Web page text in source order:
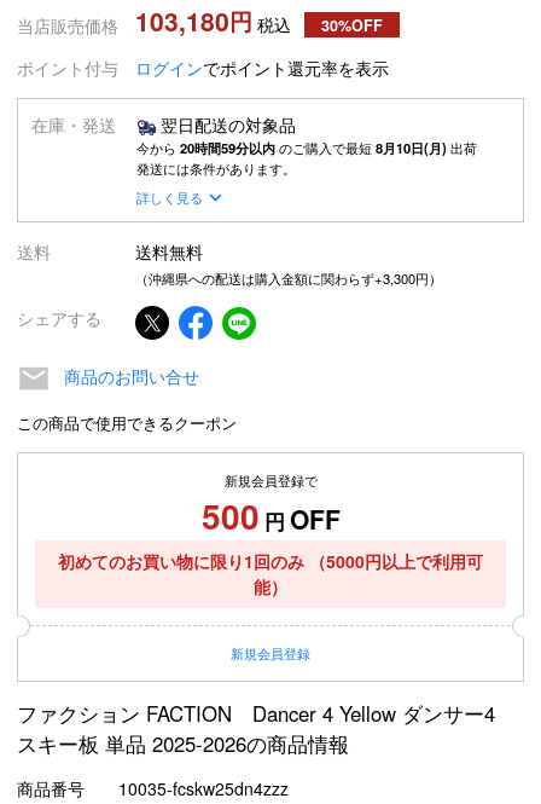
当店販売価格
103,180 税込 30%OFF
ポイント付与 ログインでポイント還元率を表示
在庫・発送 翌日配送の対象品
今から 20時間59分以内のご購入で最短8月10日(月)出荷
発送には条件があります。
詳しく見る
送料 送料無料
（沖縄県への配送は購入金額に関わらず+3,300円）
シェアする
商品のお問い合せ
この商品で使用できるクーポン
新規会員登録で
500 円 OFF
初めてのお買い物に限り1回のみ
（5000円以上で利用可
能）
新規会員登録
ファクション FACTION Dancer 4 Yellow ダンサー4
スキー板 単品 2025-2026の商品情報
商品番号
10035-fcskw25dn4zzz